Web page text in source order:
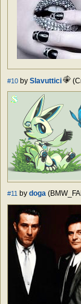
#10 by Slavuttici
#11 by doga